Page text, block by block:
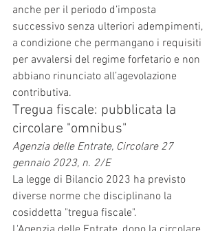
anche per il periodo d’imposta
successivo senza ulteriori adempimenti,
a condizione che permangano i requisiti
per avvalersi del regime forfetario e non
abbiano rinunciato all’agevolazione
contributiva.
Tregua fiscale: pubblicata la
circolare "omnibus"
Agenzia delle Entrate, Circolare 27
gennaio 2023, n. 2/E
La legge di Bilancio 2023 ha previsto
diverse norme che disciplinano la
cosiddetta "tregua fiscale".